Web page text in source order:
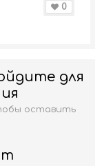
0
для
оставить